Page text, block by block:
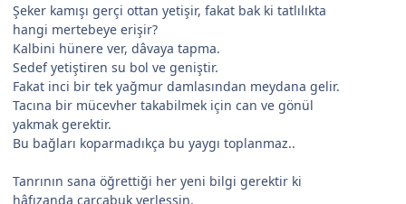
Şeker kamışı gerçi ottan yetişir, fakat bak ki tatlılıkta
hangi mertebeye erişir?
Kalbini hünere ver, dâvaya tapma.
Sedef yetiştiren su bol ve geniştir.
Fakat inci bir tek yağmur damlasından meydana gelir.
Tacına bir mücevher takabilmek için can ve gönül
yakmak gerektir.
Bu bağları koparmadıkça bu yaygı toplanmaz..
Tanrının sana öğrettiği her yeni bilgi gerektir ki
hâfızanda çarçabuk yerleşsin.